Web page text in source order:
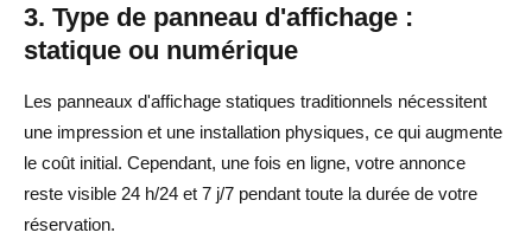
3. Type de panneau d'affichage :
statique ou numérique
Les panneaux d'affichage statiques traditionnels nécessitent
une impression et une installation physiques, ce qui augmente
le coût initial. Cependant, une fois en ligne, votre annonce
reste visible 24 h/24 et 7 j/7 pendant toute la durée de votre
réservation.